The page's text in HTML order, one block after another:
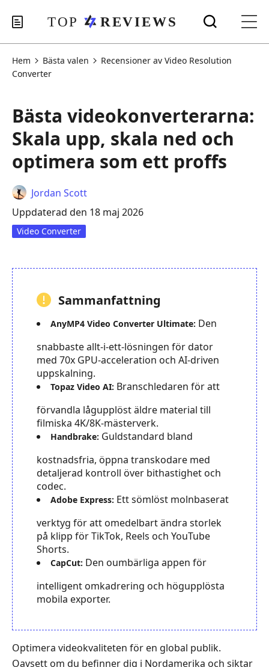
Hem Bästa valen
Recensioner av Video Resolution
Converter
Bästa videokonverterarna:
Skala upp, skala ned och
optimera som ett proffs
Jordan Scott
Uppdaterad den 18 maj 2026
Video Converter
Sammanfattning
AnyMP4 Video Converter Ultimate: Den
snabbaste allt-i-ett-lösningen för dator
med 70x GPU-acceleration och AI-driven
uppskalning.
Topaz Video AI: Branschledaren för att
förvandla lågupplöst äldre material till
filmiska 4K/8K-mästerverk.
Handbrake: Guldstandard bland
kostnadsfria, öppna transkodare med
detaljerad kontroll över bithastighet och
codec.
Adobe Express: Ett sömlöst molnbaserat
verktyg för att omedelbart ändra storlek
på klipp för TikTok, Reels och YouTube
Shorts.
CapCut: Den oumbärliga appen för
intelligent omkadrering och högupplösta
mobila exporter.
Optimera videokvaliteten för en global publik.
Oavsett om du befinner dig i Nordamerika och siktar